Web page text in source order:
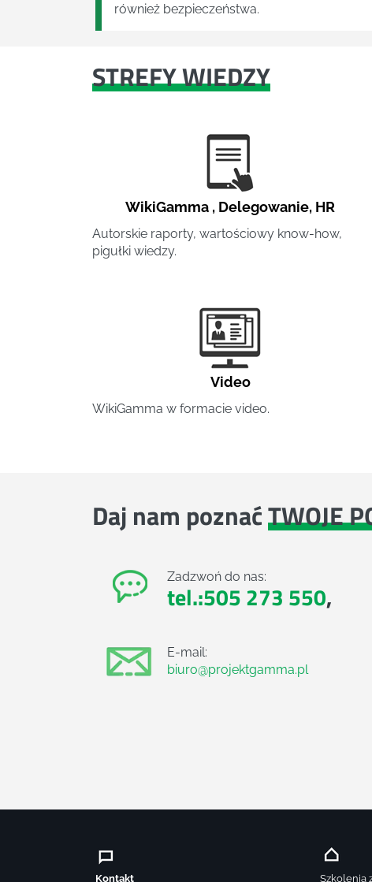
również bezpieczeństwa.
STREFY WIEDZY
WikiGamma , Delegowanie, HR
Autorskie raporty, wartościowy know-how,
pigułki wiedzy.
Video
WikiGamma w formacie video.
Daj nam poznaćTWOJE
Zadzwoń do nas:
tel.:505 273 550,
E-mail:
biuro@projektgamma.pl
Kontakt Szkolenia